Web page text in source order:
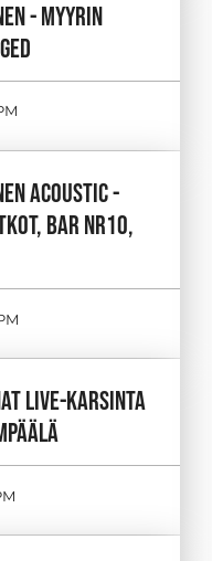
- MYYRIN
ACOUSTIC -
BAR NR10,
LIVE-KARSINTA